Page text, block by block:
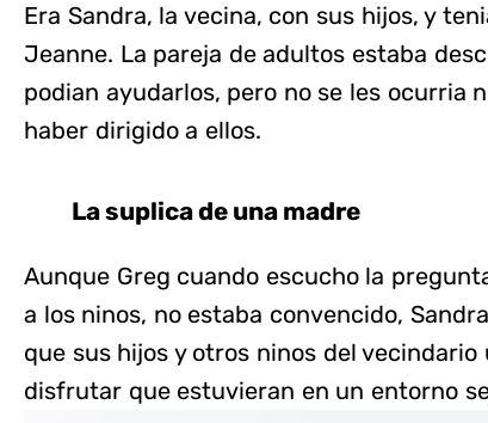
Era Sandra, la vecina, con sus hijos, y
Jeanne. La pareja de adultos estaba
podian ayudarlos, pero no se les ocurria
haber dirigido a ellos.
La suplica de una madre
Aunque Greg cuando escucho la
a los ninos, no estaba convencido,
que sus hijos y otros ninos del
disfrutar que estuvieran en un entorno